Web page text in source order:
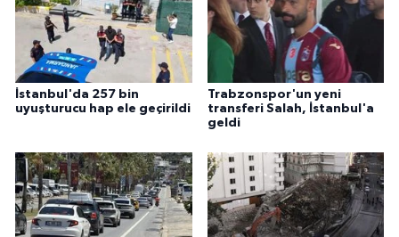
İstanbul'da 257 bin
uyuşturucu hap ele geçirildi
Trabzonspor'un yeni
transferi Salah, İstanbul'a
geldi